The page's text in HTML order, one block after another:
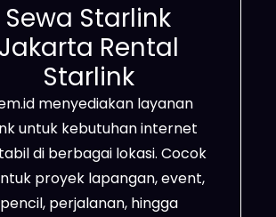
Sewa Starlink
Jakarta Rental
Starlink
menyediakan layanan
untuk kebutuhan internet
di berbagai lokasi. Cocok
proyek lapangan, event,
perjalanan, hingga